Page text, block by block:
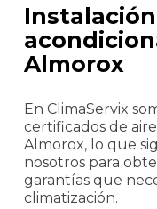
Almorox
En ClimaServix
certificados de
Almorox, lo que
nosotros para
garantías que
climatización.